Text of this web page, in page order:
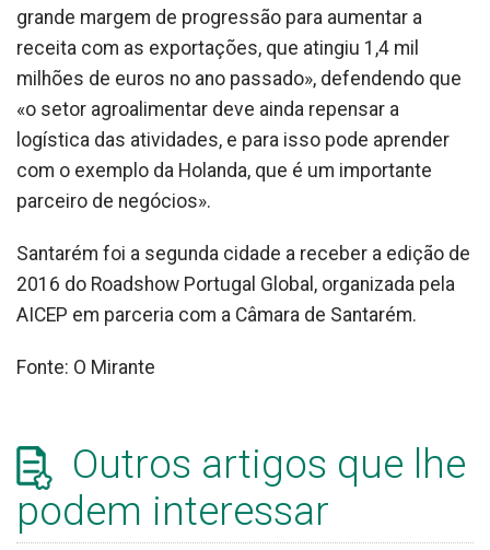
grande margem de progressão para aumentar a
receita com as exportações, que atingiu 1,4 mil
milhões de euros no ano passado», defendendo que
«o setor agroalimentar deve ainda repensar a
logística das atividades, e para isso pode aprender
com o exemplo da Holanda, que é um importante
parceiro de negócios».
Santarém foi a segunda cidade a receber a edição de
2016 do Roadshow Portugal Global, organizada pela
AICEP em parceria com a Câmara de Santarém.
Fonte: O Mirante
Outros artigos que lhe
podem interessar